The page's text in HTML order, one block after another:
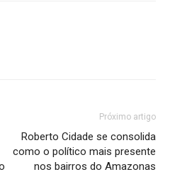
Próximo artigo
Roberto Cidade se consolida
como o político mais presente
nos bairros do Amazonas